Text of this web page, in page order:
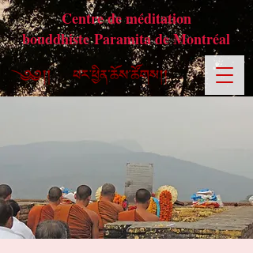
Centre de méditation
bouddhiste Paramita de Montréal